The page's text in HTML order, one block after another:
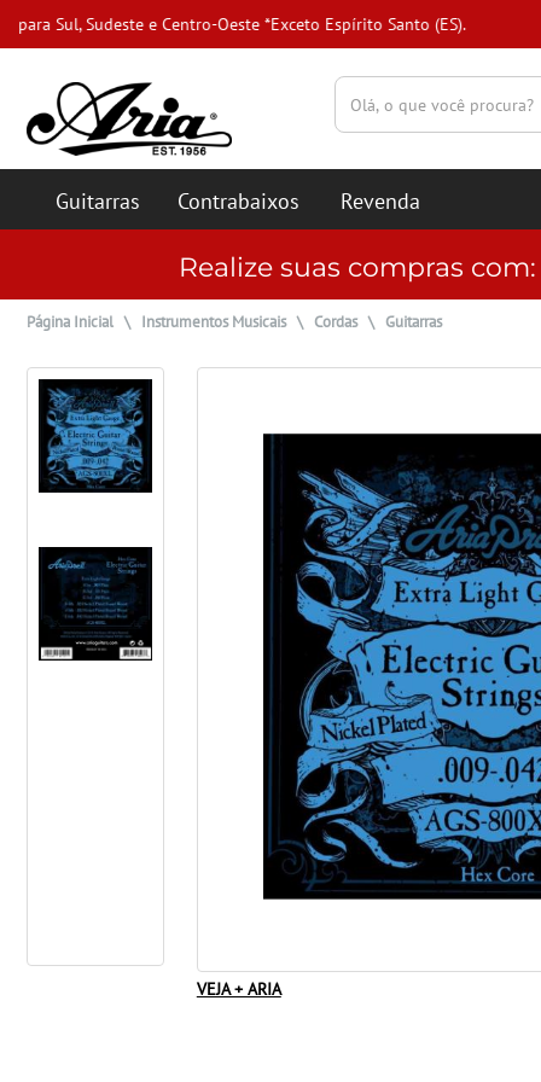
Guitarras Contrabaixos Revenda
Realize suas compras com:
Página Inicial \ Instrumentos Musicais\ Cordas\ Guitarras
VEJA + ARIA